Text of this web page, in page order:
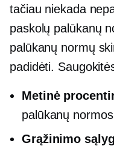
tačiau niekada
paskolų palūkanų
palūkanų normų
padidėti.
Metinė
palūkanų
Grąžinimo